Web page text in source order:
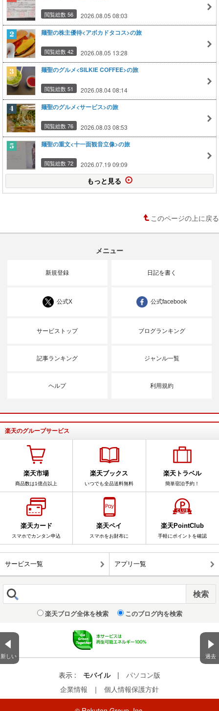
新しい 過去
閲覧総数 56 2026.08.05 08:03
麺聖の株主優待<アボカドタコス>の旅
閲覧総数 42 2026.08.05 13:28
麺聖のグルメ<SILKIE COFFEE>の旅
閲覧総数 51 2026.08.04 08:14
麺聖のグルメ<サービス>の旅
閲覧総数 76 2026.08.03 08:53
麺聖の重文<十一面観音立像>の旅
閲覧総数 72 2026.07.19 09:09
もっと見る
このページの上に戻る
メニュー
新規登録 日記を書く
公式X 公式facebook
サービストップ ブログランキング
記事ランキング ジャンル一覧
ヘルプ 利用規約
楽天のグループサービス
楽天市場
商品数は1億点以上
楽天ブックス
いつでも全品送料無料
楽天トラベル
簡単宿泊予約！
楽天カード
スマホでカンタン申込
楽天ペイ
スマホをお財布に
楽天PointClub
手軽にポイントを確認
サービス一覧 アプリ一覧
楽天ブログ全体を検索 このブログ内を検索
表示 : モバイル |
パソコン版
企業情報
｜ 個人情報保護方針